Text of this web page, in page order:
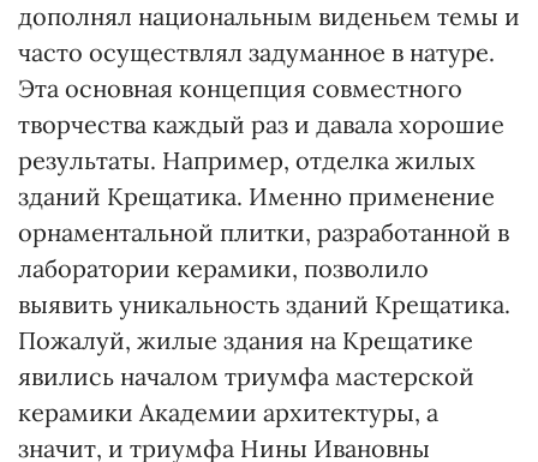
дополнял национальным виденьем темы и
часто осуществлял задуманное в натуре.
Эта основная концепция совместного
творчества каждый раз и давала хорошие
результаты. Например, отделка жилых
зданий Крещатика. Именно применение
орнаментальной плитки, разработанной в
лаборатории керамики, позволило
выявить уникальность зданий Крещатика.
Пожалуй, жилые здания на Крещатике
явились началом триумфа мастерской
керамики Академии архитектуры, а
значит, и триумфа Нины Ивановны